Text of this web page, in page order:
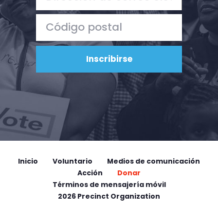
Inicio Voluntario
Medios de comunicación
Acción
Donar
Términos de mensajería móvil
2026 Precinct Organization